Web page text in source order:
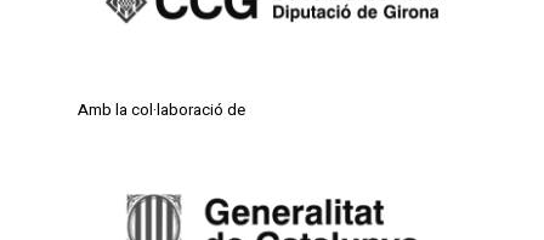
Amb la col·laboració de